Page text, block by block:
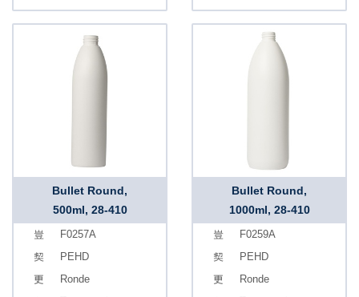
Bullet Round,
500ml, 28-410
F0257A
PEHD
Ronde
Bullet Round,
1000ml, 28-410
F0259A
PEHD
Ronde